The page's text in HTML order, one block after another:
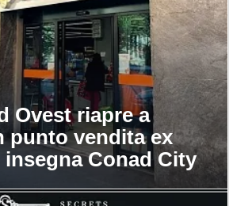
Ovest riapre a
punto vendita ex
insegna Conad City